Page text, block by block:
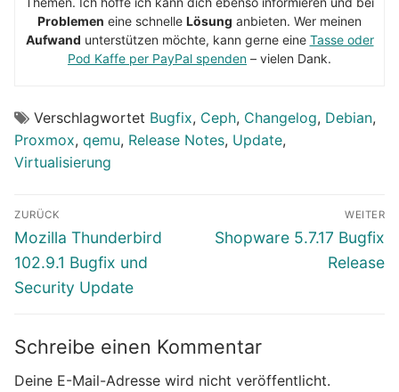
Problemen eine schnelle Lösung anbieten. Wer meinen
Aufwand unterstützen möchte, kann gerne eine Tasse oder
Pod Kaffe per PayPal spenden – vielen Dank.
Verschlagwortet Bugfix, Ceph, Changelog, Debian,
Proxmox, qemu, Release Notes, Update,
Virtualisierung
Beitragsnavigation
ZURÜCK
Vorheriger
Beitrag:
Mozilla Thunderbird
102.9.1 Bugfix und
Security Update
WEITER
Nächster
Shopware 5.7.17 Bugfix
Release
Schreibe einen Kommentar
Deine E-Mail-Adresse wird nicht veröffentlicht.